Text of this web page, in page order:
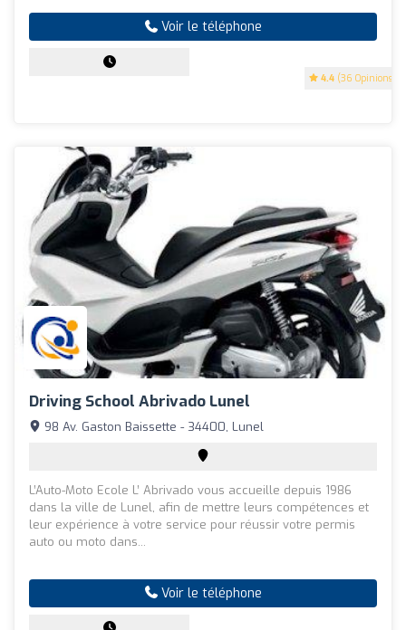
4.4 (36 Opinions)
Voir le téléphone
Driving School Abrivado Lunel
98 Av. Gaston Baissette - 34400, Lunel
L’Auto-Moto Ecole L’ Abrivado vous accueille depuis 1986
dans la ville de Lunel, afin de mettre leurs compétences et
leur expérience à votre service pour réussir votre permis
auto ou moto dans...
Voir le téléphone